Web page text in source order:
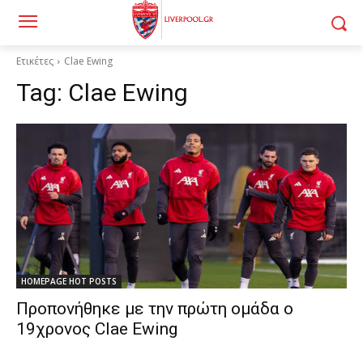
Ετικέτες Clae Ewing
Tag: Clae Ewing
HOMEPAGE HOT POSTS
Προπονήθηκε με την πρώτη ομάδα ο
19χρονος Clae Ewing